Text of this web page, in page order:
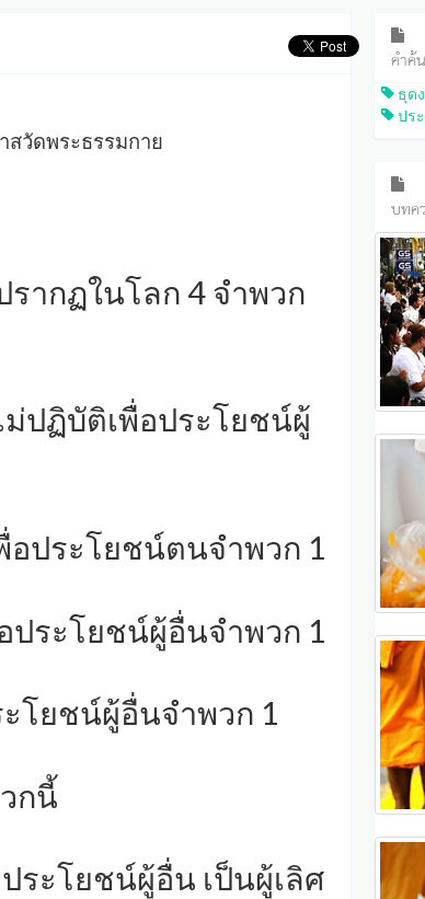
สวัดพระธรรมกาย
ากฏในโลก 4 จำพวก
ปฏิบัติเพื่อประโยชน์ผู้
ประโยชน์ตนจำพวก 1
ระโยชน์ผู้อื่นจำพวก 1
โยชน์ผู้อื่นจำพวก 1
กนี้
ระโยชน์ผู้อื่น เป็นผู้เลิศ
คำค้น
ธุด
ปร
บทค